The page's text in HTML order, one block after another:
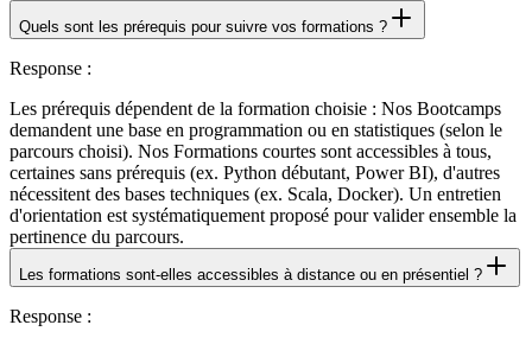
Quels sont les prérequis pour suivre vos formations ?
Response :
Les prérequis dépendent de la formation choisie : Nos Bootcamps
demandent une base en programmation ou en statistiques (selon le
parcours choisi). Nos Formations courtes sont accessibles à tous,
certaines sans prérequis (ex. Python débutant, Power BI), d'autres
nécessitent des bases techniques (ex. Scala, Docker). Un entretien
d'orientation est systématiquement proposé pour valider ensemble la
pertinence du parcours.
Les formations sont-elles accessibles à distance ou en présentiel ?
Response :